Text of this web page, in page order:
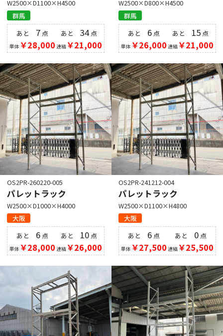
W2500×D1100×H4500
群馬
あと 7 点
単体 ￥28,000
あと34点
連結￥21,000
W2500×D800×H4500
群馬
あと 6 点
単体 ￥26,000
あと 15 点
連結￥21,000
OS2PR-260220-005
パレットラック
W2500×D1000×H4000
大阪
あと 6 点
単体 ￥28,000
あと 10 点
連結￥26,000
OS2PR-241212-004
パレットラック
W2500×D1100×H4800
大阪
あと 6 点
単体 ￥27,500
あと 0点
連結￥25,500